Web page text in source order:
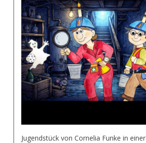
Jugendstück von Cornelia Funke in einer